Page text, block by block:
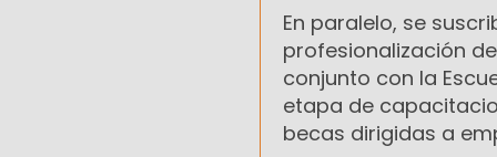
En paralelo, se
profesionalización
conjunto con la
etapa de
becas dirigidas a